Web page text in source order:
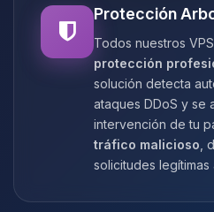
Protección
Todos nuestros
protección
solución detecta
ataques DDoS y se
intervención de tu
tráfico malicioso ,
solicitudes legítimas